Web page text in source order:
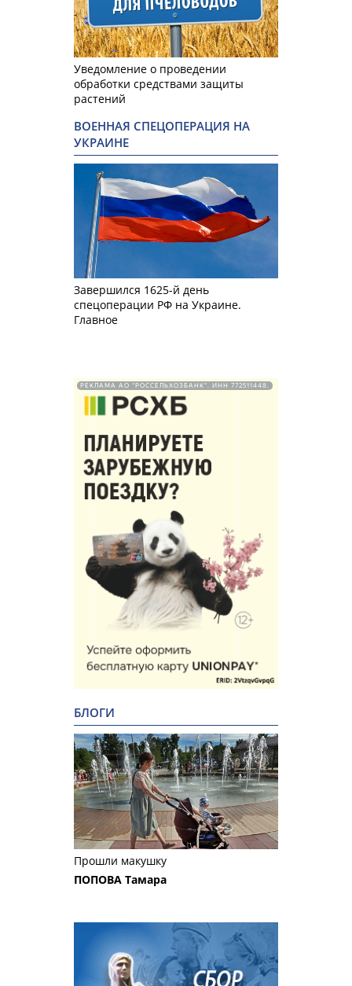
Уведомление о проведении
обработки средствами защиты
растений
ВОЕННАЯ СПЕЦОПЕРАЦИЯ НА
УКРАИНЕ
Завершился 1625-й день
спецоперации РФ на Украине.
Главное
РЕКЛАМА АО "РОССЕЛЬХОЗБАНК". ИНН 772511448.
БЛОГИ
Прошли макушку
ПОПОВА Тамара